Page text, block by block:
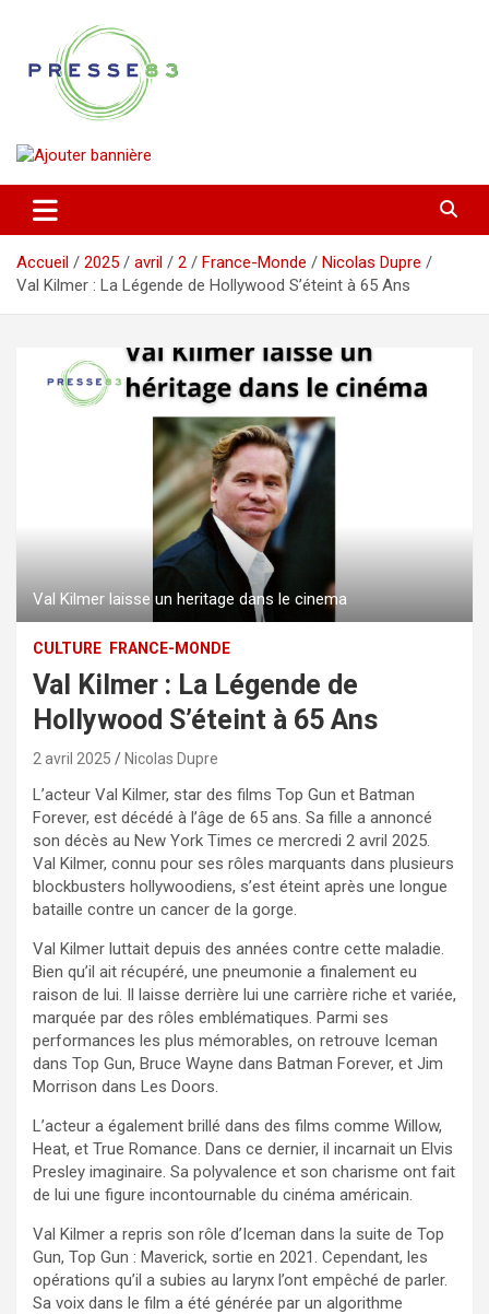
contenu
Presse 83
Accueil 2025 avril 2 France-Monde
Nicolas Dupre
Val Kilmer : La Légende de Hollywood S’éteint à 65 Ans
Val Kilmer laisse un heritage dans le cinema
CULTURE FRANCE-MONDE
Val Kilmer : La Légende de
Hollywood S’éteint à 65 Ans
2 avril 2025 Nicolas Dupre
L’acteur Val Kilmer, star des films Top Gun et Batman
Forever, est décédé à l’âge de 65 ans. Sa fille a annoncé
son décès au New York Times ce mercredi 2 avril 2025.
Val Kilmer, connu pour ses rôles marquants dans plusieurs
blockbusters hollywoodiens, s’est éteint après une longue
bataille contre un cancer de la gorge.
Val Kilmer luttait depuis des années contre cette maladie.
Bien qu’il ait récupéré, une pneumonie a finalement eu
raison de lui. Il laisse derrière lui une carrière riche et variée,
marquée par des rôles emblématiques. Parmi ses
performances les plus mémorables, on retrouve Iceman
dans Top Gun, Bruce Wayne dans Batman Forever, et Jim
Morrison dans Les Doors.
L’acteur a également brillé dans des films comme Willow,
Heat, et True Romance. Dans ce dernier, il incarnait un Elvis
Presley imaginaire. Sa polyvalence et son charisme ont fait
de lui une figure incontournable du cinéma américain.
Val Kilmer a repris son rôle d’Iceman dans la suite de Top
Gun, Top Gun : Maverick, sortie en 2021. Cependant, les
opérations qu’il a subies au larynx l’ont empêché de parler.
Sa voix dans le film a été générée par un algorithme